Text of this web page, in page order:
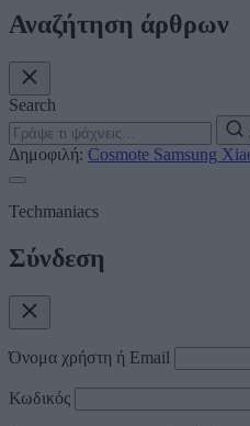
Αναζήτηση άρθρων
Search
Δημοφιλή: Cosmote Samsung
Techmaniacs
Σύνδεση
Όνομα χρήστη ή Email
Κωδικός